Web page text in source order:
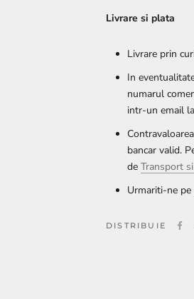
Livrare si plata
Livrare prin
In
numarul
intr-un email
bancar valid.
de Transport
Urmariti-ne pe
DISTRIBUIE